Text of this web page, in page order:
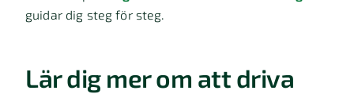
guidar dig steg för steg.
Lär dig mer om att driva